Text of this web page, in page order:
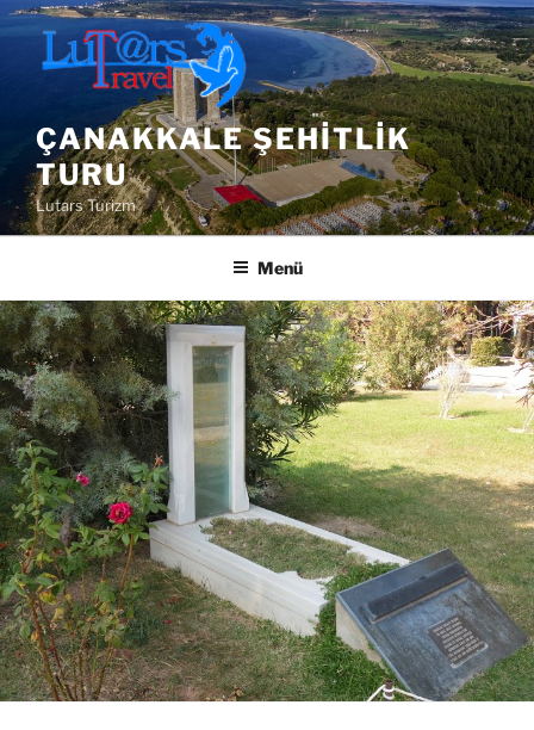
İçeriğe
geç
ÇANAKKALE ŞEHITLIK
TURU
Lutars Turizm
Menü